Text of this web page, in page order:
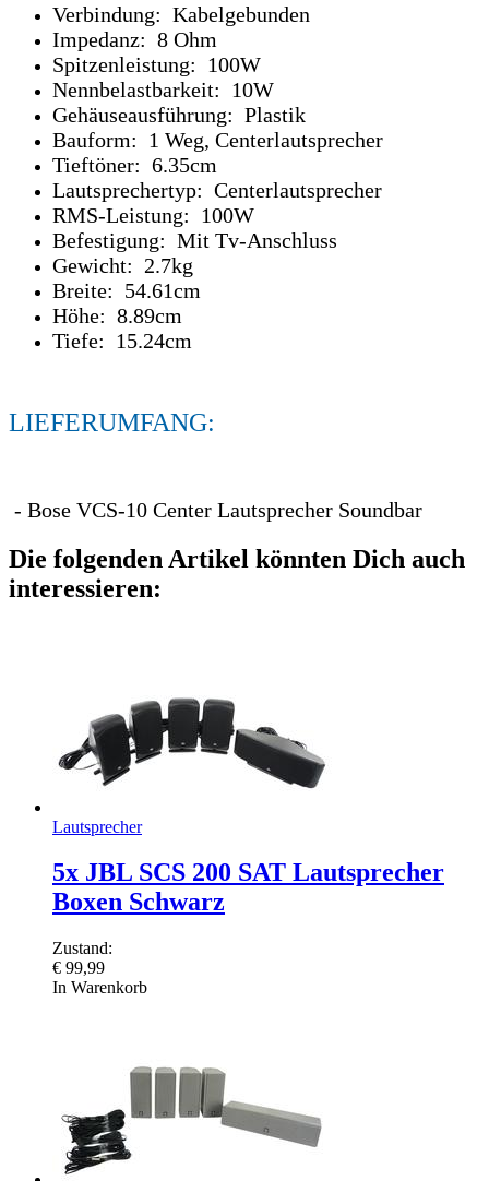
Verbindung: Kabelgebunden
Impedanz: 8 Ohm
Spitzenleistung: 100W
Nennbelastbarkeit: 10W
Gehäuseausführung: Plastik
Bauform: 1 Weg, Centerlautsprecher
Tieftöner: 6.35cm
Lautsprechertyp: Centerlautsprecher
RMS-Leistung: 100W
Befestigung: Mit Tv-Anschluss
Gewicht: 2.7kg
Breite: 54.61cm
Höhe: 8.89cm
Tiefe: 15.24cm
LIEFERUMFANG:
- Bose VCS-10 Center Lautsprecher Soundbar
Die folgenden Artikel könnten Dich auch
interessieren:
Lautsprecher
5x JBL SCS 200 SAT Lautsprecher
Boxen Schwarz
Zustand:
€ 99,99
In Warenkorb